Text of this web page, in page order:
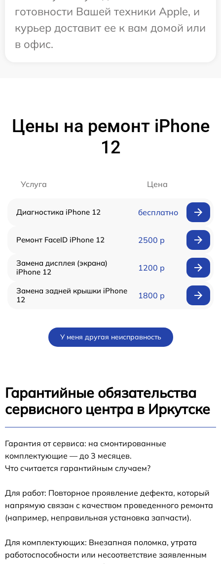
готовности Вашей техники Apple, и
курьер доставит ее к вам домой или
в офис.
Цены на ремонт iPhone
12
Услуга Цена
Диагностика iPhone 12 бесплатно
Ремонт FaceID iPhone 12 2500 р
Замена дисплея (экрана)
iPhone 12
1200 р
Замена задней крышки iPhone
12
1800 р
У меня другая неисправность
Гарантийные обязательства
сервисного центра в Иркутске
Гарантия от сервиса: на смонтированные
комплектующие — до 3 месяцев.
Что считается гарантийным случаем?
Для работ: Повторное проявление дефекта, который
напрямую связан с качеством проведенного ремонта
(например, неправильная установка запчасти).
Для комплектующих: Внезапная поломка, утрата
работоспособности или несоответствие заявленным